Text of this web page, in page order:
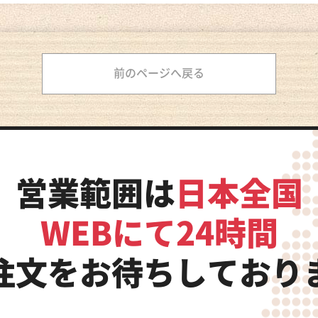
前のページへ戻る
営業範囲は日本全国
WEBにて24時間
文をお待ちしており